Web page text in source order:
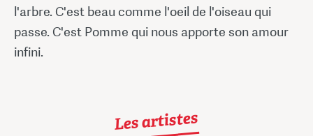
l'arbre. C'est beau comme l'oeil de l'oiseau qui
passe. C'est Pomme qui nous apporte son amour
infini.
Les artistes